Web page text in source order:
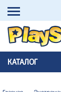
КАТАЛОГ